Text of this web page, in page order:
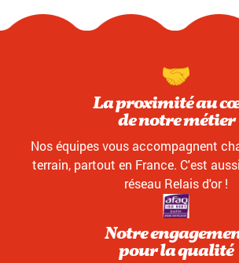
La proximité au
de notre métier
Nos équipes vous accompagnent
terrain, partout en France. C'est
réseau Relais d'or !
Notre
pour la qualité